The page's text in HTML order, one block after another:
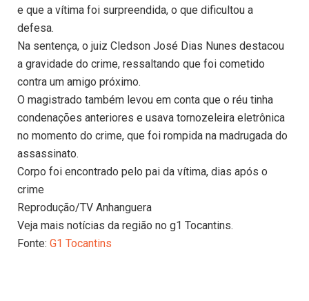
e que a vítima foi surpreendida, o que dificultou a
defesa.
Na sentença, o juiz Cledson José Dias Nunes destacou
a gravidade do crime, ressaltando que foi cometido
contra um amigo próximo.
O magistrado também levou em conta que o réu tinha
condenações anteriores e usava tornozeleira eletrônica
no momento do crime, que foi rompida na madrugada do
assassinato.
Corpo foi encontrado pelo pai da vítima, dias após o
crime
Reprodução/TV Anhanguera
Veja mais notícias da região no g1 Tocantins.
Fonte: G1 Tocantins